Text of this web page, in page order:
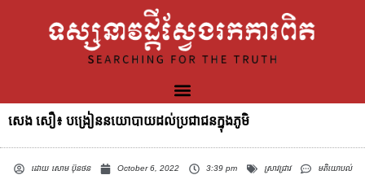
សេង សឿ៖ បង្រៀននយោបាយដល់ប្រជាជនក្នុងភូមិ
ដោយសោម ប៊ុនថន October 6, 2022 3:39 pm ស្រាវជ្រាវ មតិយោបល់